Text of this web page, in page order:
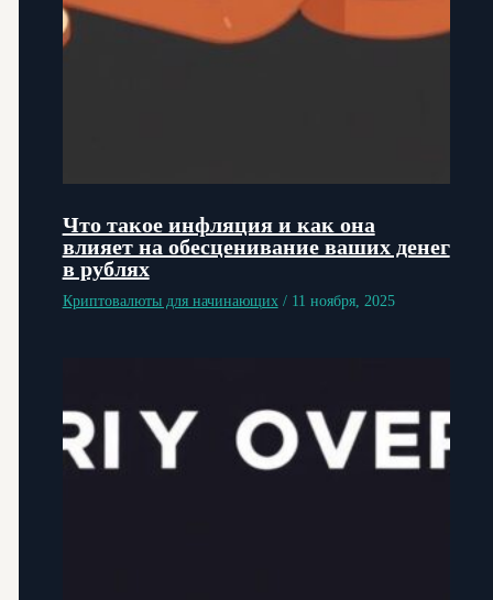
Что такое инфляция и как она
влияет на обесценивание ваших денег
в рублях
Криптовалюты для начинающих/ 11 ноября, 2025